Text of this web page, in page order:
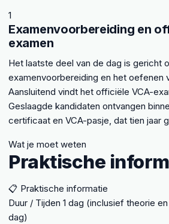
1
Examenvoorbereiding en
examen
Het laatste deel van de dag is gericht
examenvoorbereiding en het oefenen
Aansluitend vindt het officiële VCA-
Geslaagde kandidaten ontvangen
certificaat en VCA-pasje, dat tien jaar
Wat je moet weten
Praktische
📋 Praktische informatie
Duur / Tijden 1 dag (inclusief theorie
dag)